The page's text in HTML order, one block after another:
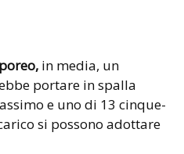
in media, un
portare in spalla
e uno di 13 cinque-
si possono adottare